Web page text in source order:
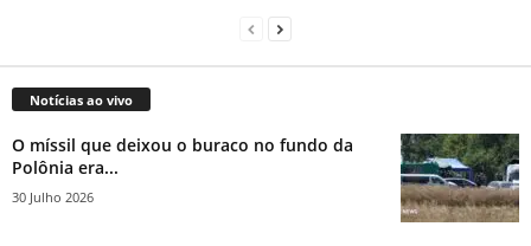
Notícias ao vivo
O míssil que deixou o buraco no fundo da
Polônia era...
30 Julho 2026